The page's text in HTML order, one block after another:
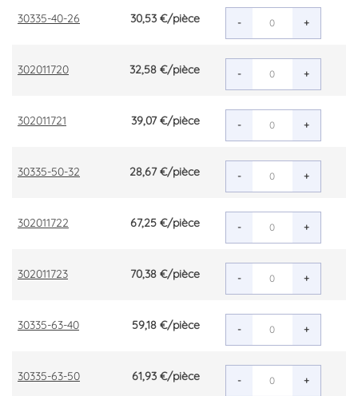
30335-40-26 30,53 €/pièce - +
302011720 32,58 €/pièce - +
302011721 39,07 €/pièce - +
30335-50-32 28,67 €/pièce - +
302011722 67,25 €/pièce - +
302011723 70,38 €/pièce - +
30335-63-40 59,18 €/pièce - +
30335-63-50 61,93 €/pièce - +